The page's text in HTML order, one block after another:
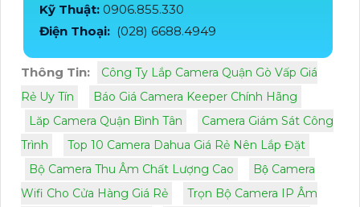
Kỹ Thuật: 0906.855.330
Điện Thoại: (028) 6688.4949
Thông Tin:
Công Ty Lắp Camera Quận Gò Vấp Giá
Rẻ Uy Tín
Báo Giá Camera Keeper Chính Hãng
Lăp Camera Quận Bình Tân
Camera Giám Sát Công
Trình
Top 10 Camera Dahua Giá Rẻ Nên Lắp Đặt
Bộ Camera Thu Âm Chất Lượng Cao
Bộ Camera
Wifi Cho Cửa Hàng Giá Rẻ
Trọn Bộ Camera IP Âm